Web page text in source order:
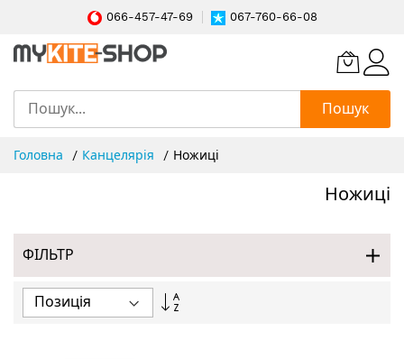
066-457-47-69 067-760-66-08
Пошук
Головна Канцелярія Ножиці
Ножиці
ФІЛЬТР
Сортувати